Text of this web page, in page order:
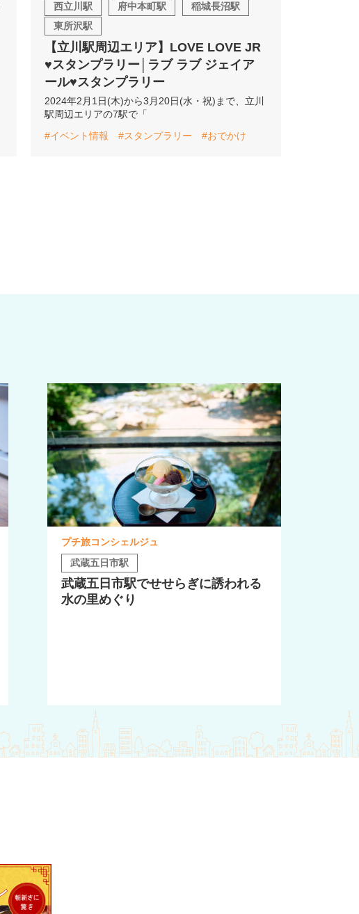
西立川駅
府中本町駅
稲城長沼駅
東所沢駅
【立川駅周辺エリア】LOVE LOVE JR
♥スタンプラリー│ラブ ラブ ジェイア
ール♥スタンプラリー
2024年2月1日(木)から3月20日(水・祝)まで、立川
駅周辺エリアの7駅で「
#イベント情報
#スタンプラリー #おでかけ
プチ旅コンシェルジュ
武蔵五日市駅
武蔵五日市駅でせせらぎに誘われる
水の里めぐり